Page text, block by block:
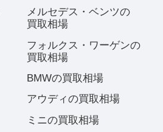
メルセデス・ベンツの
買取相場
フォルクス・ワーゲンの
買取相場
BMWの買取相場
アウディの買取相場
ミニの買取相場